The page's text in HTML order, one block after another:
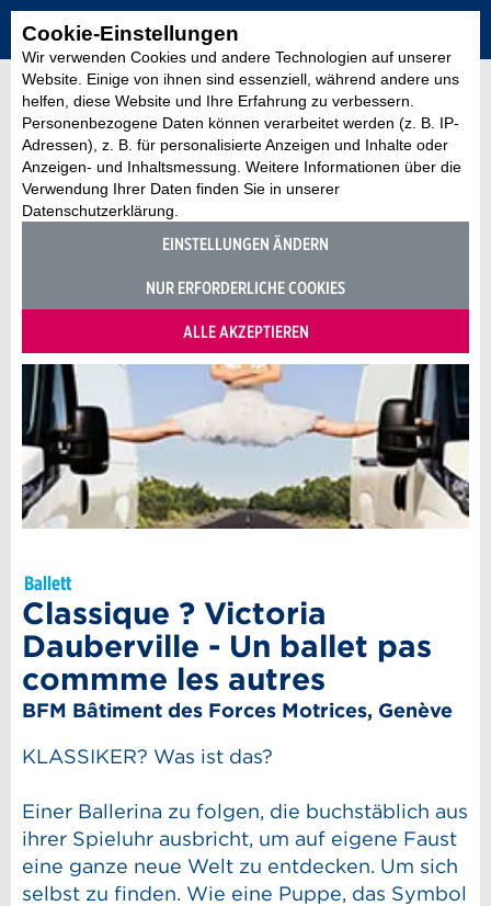
Cookie-Einstellungen
Wir verwenden Cookies und andere Technologien auf unserer
Website. Einige von ihnen sind essenziell, während andere uns
helfen, diese Website und Ihre Erfahrung zu verbessern.
Personenbezogene Daten können verarbeitet werden (z. B. IP-
Adressen), z. B. für personalisierte Anzeigen und Inhalte oder
Anzeigen- und Inhaltsmessung. Weitere Informationen über die
Verwendung Ihrer Daten finden Sie in unserer
Datenschutzerklärung.
EINSTELLUNGEN ÄNDERN
NUR ERFORDERLICHE COOKIES
ALLE AKZEPTIEREN
Ballett
Classique ? Victoria
Dauberville - Un ballet pas
commme les autres
BFM Bâtiment des Forces Motrices, Genève
KLASSIKER? Was ist das?
Einer Ballerina zu folgen, die buchstäblich aus
ihrer Spieluhr ausbricht, um auf eigene Faust
eine ganze neue Welt zu entdecken. Um sich
selbst zu finden. Wie eine Puppe, das Symbol